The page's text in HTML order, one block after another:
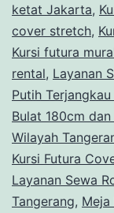
ketat Jakarta,
cover stretch,
Kursi futura
rental, Layanan
Putih
Bulat 180cm
Wilayah
Kursi Futura
Layanan Sewa
Tangerang,